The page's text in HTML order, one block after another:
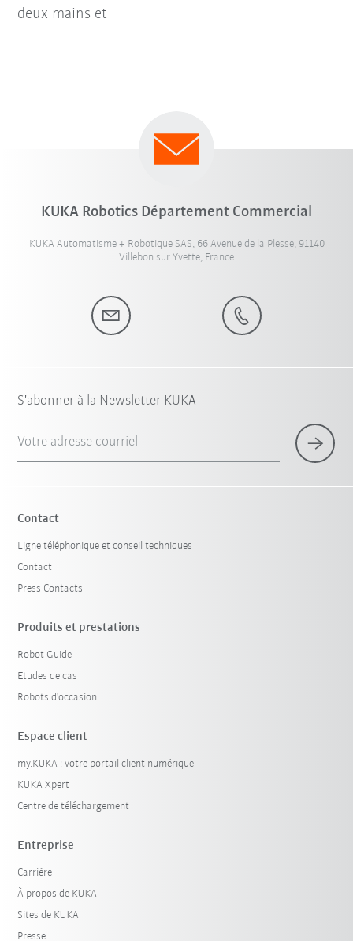
deux mains et
KUKA Robotics Département Commercial
KUKA Automatisme + Robotique SAS, 66 Avenue de la Plesse, 91140
Villebon sur Yvette, France
S'abonner à la Newsletter KUKA
Votre adresse courriel
Contact
Ligne téléphonique et conseil techniques
Contact
Press Contacts
Produits et prestations
Robot Guide
Etudes de cas
Robots d'occasion
Espace client
my.KUKA : votre portail client numérique
KUKA Xpert
Centre de téléchargement
Entreprise
Carrière
À propos de KUKA
Sites de KUKA
Presse